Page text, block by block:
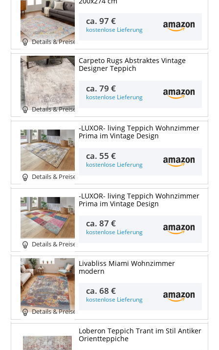
Details & Preise
ca.97 €
kostenlose Lieferung
Details & Preise
Carpeto Rugs Abstraktes Vintage
Designer Teppich
ca.79 €
kostenlose Lieferung
Details & Preise
-LUXOR- living Teppich Wohnzimmer
Prima im Vintage Design
ca. 55 €
kostenlose Lieferung
Details & Preise
-LUXOR- living Teppich Wohnzimmer
Prima im Vintage Design
ca.87 €
kostenlose Lieferung
Details & Preise
Livabliss Miami Wohnzimmer
modern
ca.68 €
kostenlose Lieferung
Loberon Teppich Trant im Stil Antiker
Orientteppiche